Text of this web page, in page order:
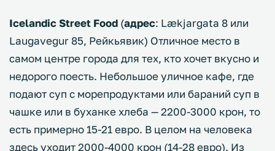
Icelandic Street Food (адрес: Lækjargata 8 или
Laugavegur 85, Рейкьявик) Отличное место в
самом центре города для тех, кто хочет вкусно и
недорого поесть. Небольшое уличное кафе, где
подают суп с морепродуктами или бараний суп в
чашке или в буханке хлеба — 2200-3000 крон, то
есть примерно 15-21 евро. В целом на человека
здесь уходит 2000-4000 крон (14-28 евро). Из